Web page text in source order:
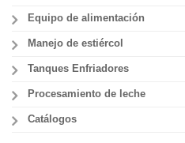
Equipo de alimentación
Manejo de estiércol
Tanques Enfriadores
Procesamiento de leche
Catálogos